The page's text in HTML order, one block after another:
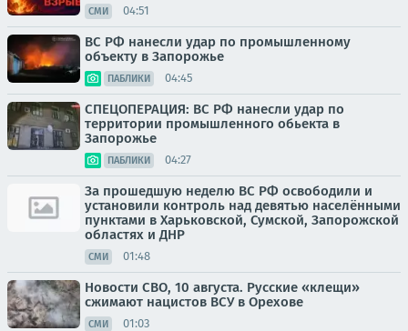
СМИ 04:51
ВС РФ нанесли удар по промышленному
объекту в Запорожье
ПАБЛИКИ 04:45
СПЕЦОПЕРАЦИЯ: ВС РФ нанесли удар по
территории промышленного обьекта в
Запорожье
ПАБЛИКИ 04:27
За прошедшую неделю ВС РФ освободили и
установили контроль над девятью населёнными
пунктами в Харьковской, Сумской, Запорожской
областях и ДНР
СМИ 01:48
Новости СВО, 10 августа. Русские «клещи»
сжимают нацистов ВСУ в Орехове
СМИ 01:03